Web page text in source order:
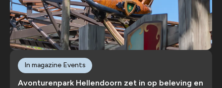
Avonturenpark Hellendoorn zet in op beleving en
In magazine Events